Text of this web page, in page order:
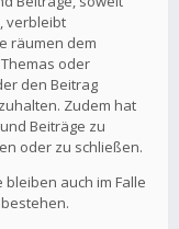
verbleibt
räumen dem
oder
den Beitrag
Zudem hat
Beiträge zu
oder zu schließen.
auch im Falle